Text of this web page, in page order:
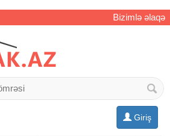
Bizimlə əlaqə
Giriş